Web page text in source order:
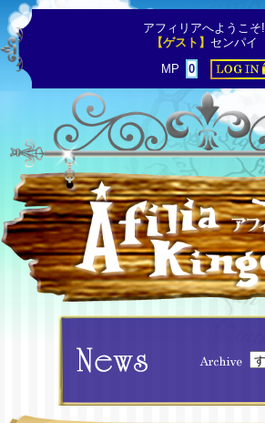
アフィリアへようこそ!
【ゲスト】 センパイ
MP
0